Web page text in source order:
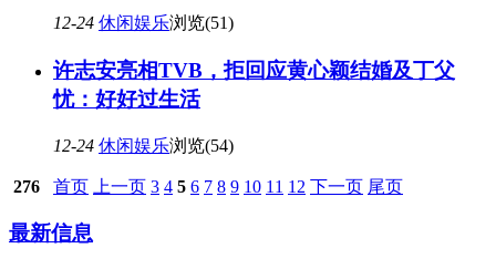
12-24 休闲娱乐浏览(51)
许志安亮相TVB，拒回应黄心颖结婚及丁父
忧：好好过生活
12-24 休闲娱乐浏览(54)
276 首页 上一页 3 4 5 6 7 8 9 10 11 12 下一页 尾页
最新信息